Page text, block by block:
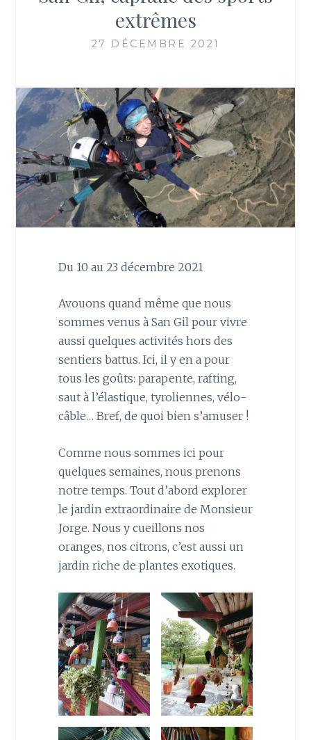
extrêmes
27 DÉCEMBRE 2021
Du 10 au 23 décembre 2021
Avouons quand même que nous
sommes venus à San Gil pour vivre
aussi quelques activités hors des
sentiers battus. Ici, il y en a pour
tous les goûts: parapente, rafting,
saut à l’élastique, tyroliennes, vélo-
câble… Bref, de quoi bien s’amuser !
Comme nous sommes ici pour
quelques semaines, nous prenons
notre temps. Tout d’abord explorer
le jardin extraordinaire de Monsieur
Jorge. Nous y cueillons nos
oranges, nos citrons, c’est aussi un
jardin riche de plantes exotiques.